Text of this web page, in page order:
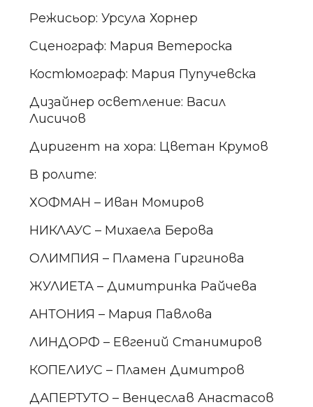
Режисьор: Урсула Хорнер
Сценограф: Мария Ветероска
Костюмограф: Мария Пупучевска
Дизайнер осветление: Васил
Лисичов
Диригент на хора: Цветан Крумов
В ролите:
ХОФМАН – Иван Момиров
НИКЛАУС – Михаела Берова
ОЛИМПИЯ – Пламена Гиргинова
ЖУЛИЕТА – Димитринка Райчева
АНТОНИЯ – Мария Павлова
ЛИНДОРФ – Евгений Станимиров
КОПЕЛИУС – Пламен Димитров
ДАПЕРТУТО – Венцеслав Анастасов